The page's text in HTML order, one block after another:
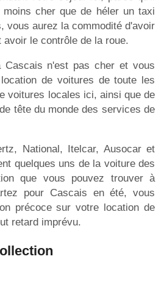
cher que de héler un taxi
vous aurez la commodité d'avoir
le contrôle de la roue.
Cascais n'est pas cher et vous
de voitures de toute les
voitures locales ici, ainsi que de
tête du monde des services de
National, Itelcar, Ausocar et
quelques uns de la voiture des
que vous pouvez trouver à
pour Cascais en été, vous
précoce sur votre location de
retard imprévu.